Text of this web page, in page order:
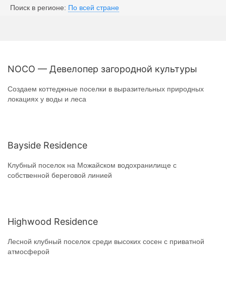
Поиск в регионе: По всей стране
NOCO — Девелопер загородной культуры
Создаем коттеджные поселки в выразительных природных
локациях у воды и леса
Bayside Residence
Клубный поселок на Можайском водохранилище с
собственной береговой линией
Highwood Residence
Лесной клубный поселок среди высоких сосен с приватной
атмосферой